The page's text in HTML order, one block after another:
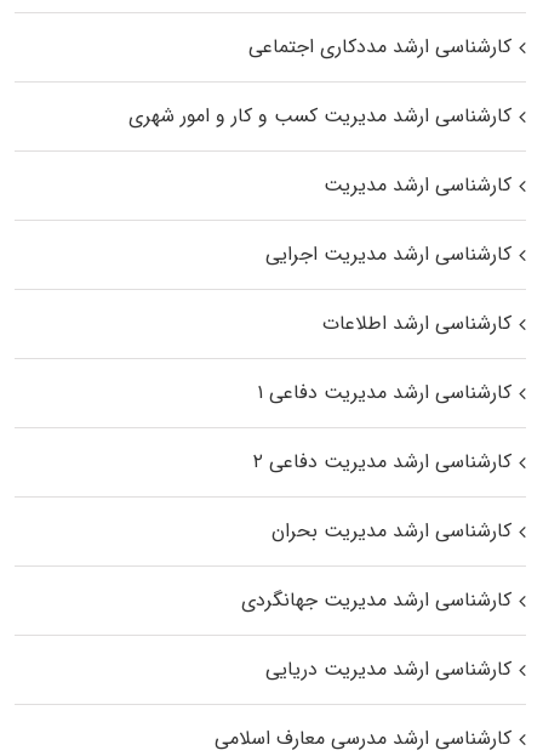
کارشناسی ارشد مددکاری اجتماعی
کارشناسی ارشد مدیریت کسب و کار و امور شهری
کارشناسی ارشد مدیریت
کارشناسی ارشد مدیریت اجرایی
کارشناسی ارشد اطلاعات
کارشناسی ارشد مدیریت دفاعی ۱
کارشناسی ارشد مدیریت دفاعی ۲
کارشناسی ارشد مدیریت بحران
کارشناسی ارشد مدیریت جهانگردی
کارشناسی ارشد مدیریت دریایی
کارشناسی ارشد مدرسی معارف اسلامی